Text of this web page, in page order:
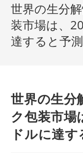
世界の生分
装市場は、
達すると予測
世界の生分
ク包装市
ドルに達